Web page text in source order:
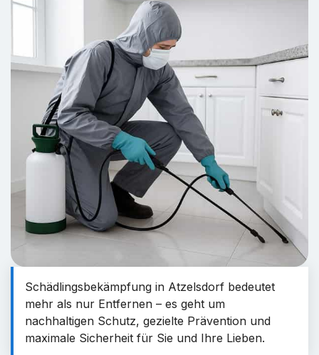
Schädlingsbekämpfung in Atzelsdorf bedeutet
mehr als nur Entfernen – es geht um
nachhaltigen Schutz, gezielte Prävention und
maximale Sicherheit für Sie und Ihre Lieben.